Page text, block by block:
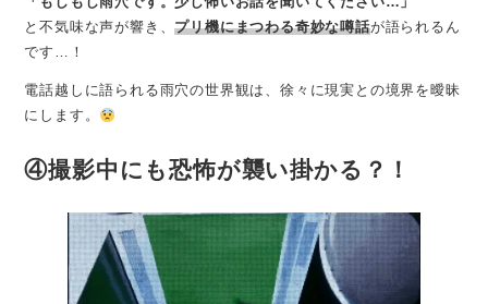
と不気味な声が響き、プリ機にまつわる奇妙な噂話が語られるん
です…！
電話越しに語られる雨穴の世界観は、徐々に現実との境界を曖昧
にします。
④撮影中にも恐怖が襲い掛かる？！